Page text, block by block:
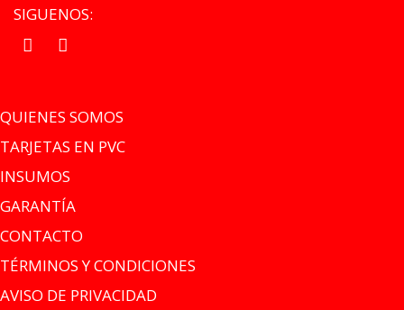
SIGUENOS:
QUIENES SOMOS
TARJETAS EN PVC
INSUMOS
GARANTÍA
CONTACTO
TÉRMINOS Y CONDICIONES
AVISO DE PRIVACIDAD